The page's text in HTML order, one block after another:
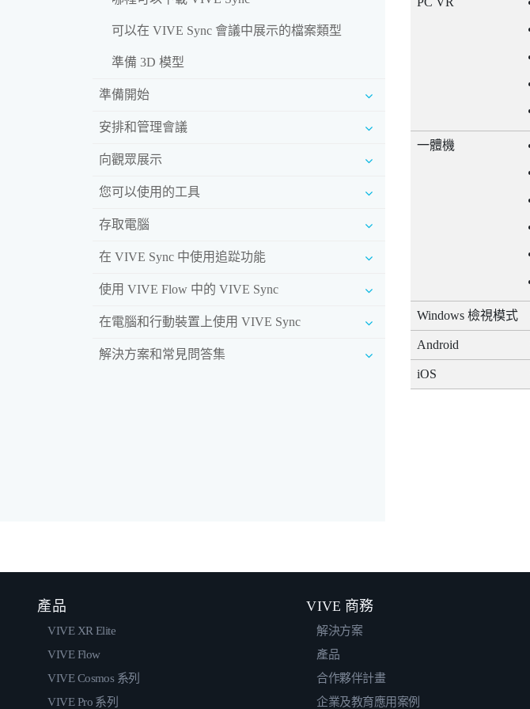
可以在 VIVE Sync 會議中展示的檔案類型
準備 3D 模型
準備開始
安排和管理會議
向觀眾展示
您可以使用的工具
存取電腦
在 VIVE Sync 中使用追踨功能
使用 VIVE Flow 中的 VIVE Sync
在電腦和行動裝置上使用 VIVE Sync
解決方案和常見問答集
一體機
Windows檢視模式
Android
iOS
產品
VIVE XR Elite
VIVE Flow
VIVE Cosmos 系列
VIVE Pro 系列
VIVE 商務
解決方案
產品
合作夥伴計畫
企業及教育應用案例